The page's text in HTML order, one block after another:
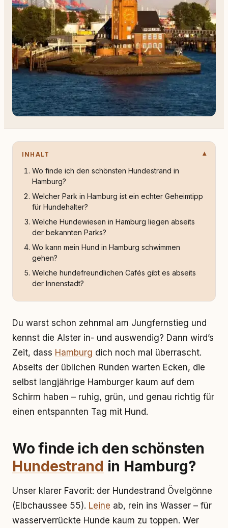
INHALT
Wo finde ich den schönsten Hundestrand in
Hamburg?
Welcher Park in Hamburg ist ein echter Geheimtipp
für Hundehalter?
Welche Hundewiesen in Hamburg liegen abseits
der bekannten Parks?
Wo kann mein Hund in Hamburg schwimmen
gehen?
Welche hundefreundlichen Cafés gibt es abseits
der Innenstadt?
Du warst schon zehnmal am Jungfernstieg und
kennst die Alster in- und auswendig? Dann wird’s
Zeit, dass Hamburg dich noch mal überrascht.
Abseits der üblichen Runden warten Ecken, die
selbst langjährige Hamburger kaum auf dem
Schirm haben – ruhig, grün, und genau richtig für
einen entspannten Tag mit Hund.
Wo finde ich den schönsten
Hundestrand in Hamburg?
Unser klarer Favorit: der Hundestrand Övelgönne
(Elbchaussee 55). Leine ab, rein ins Wasser – für
wasserverrückte Hunde kaum zu toppen. Wer